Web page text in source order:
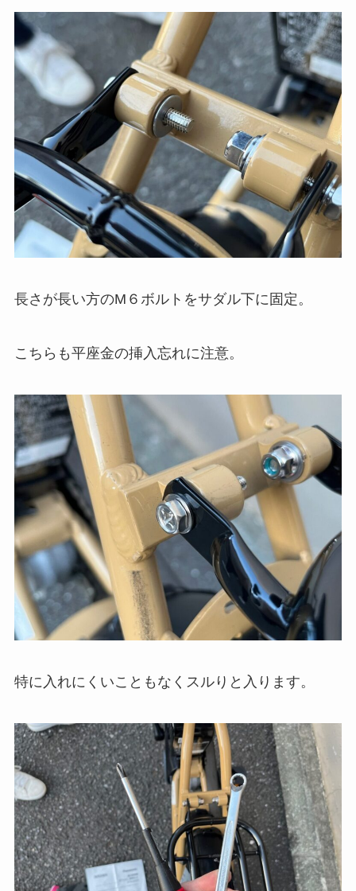
長さが長い方のM６ボルトをサダル下に固定。
こちらも平座金の挿入忘れに注意。
特に入れにくいこともなくスルりと入ります。